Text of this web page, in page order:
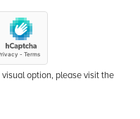
option, please visit the